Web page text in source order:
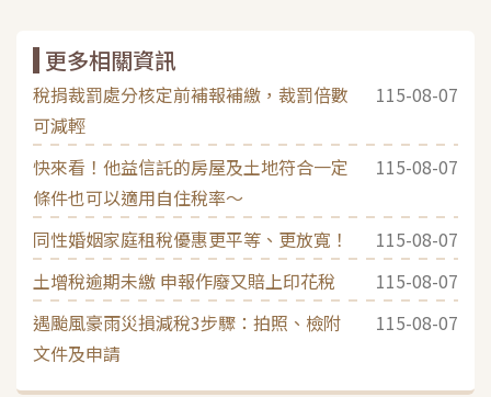
更多相關資訊
稅捐裁罰處分核定前補報補繳，裁罰倍數
可減輕
115-08-07
快來看！他益信託的房屋及土地符合一定
條件也可以適用自住稅率～
115-08-07
同性婚姻家庭租稅優惠更平等、更放寬！
115-08-07
土增稅逾期未繳 申報作廢又賠上印花稅
115-08-07
遇颱風豪雨災損減稅3步驟：拍照、檢附
文件及申請
115-08-07